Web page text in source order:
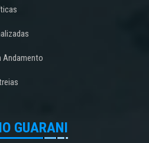
Andamento
GUARANI